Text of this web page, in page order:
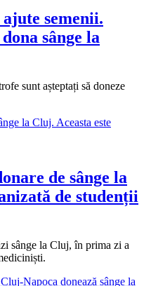
semenii.
sânge la
sunt așteptați să doneze
de sânge la
de studenții
sânge la Cluj, în prima zi a